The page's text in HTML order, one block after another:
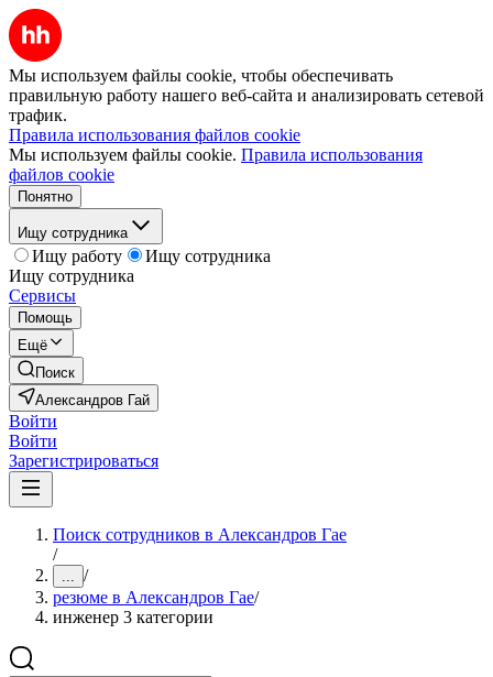
Мы используем файлы cookie, чтобы обеспечивать
правильную работу нашего веб-сайта и анализировать сетевой
трафик.
Правила использования файлов cookie
Мы используем файлы cookie. Правила использования
файлов cookie
Понятно
Ищу сотрудника
Ищу работу
Ищу сотрудника
Ищу сотрудника
Сервисы
Помощь
Ещё
Поиск
Александров Гай
Войти
Войти
Зарегистрироваться
Поиск сотрудников в Александров Гае
/
... /
резюме в Александров Гае/
инженер 3 категории